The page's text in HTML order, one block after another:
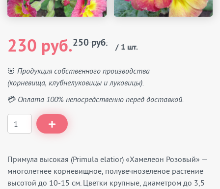
230 руб.250 руб. / 1 шт.
🌸 Продукция собственного производства
(корневища, клубнелуковицы и луковицы).
💳 Оплата 100% непосредственно перед доставкой.
Примула высокая (Primula elatior) «Хамелеон Розовый» —
многолетнее корневищное, полувечнозеленое растение
высотой до 10-15 см. Цветки крупные, диаметром до 3,5